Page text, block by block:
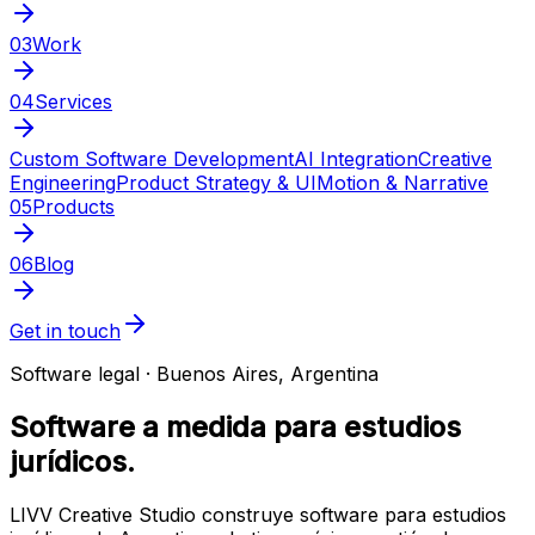
03Work
04Services
Custom Software DevelopmentAI IntegrationCreative
EngineeringProduct Strategy & UIMotion & Narrative
05Products
06Blog
Get in touch
Software legal · Buenos Aires, Argentina
Software a medida para estudios
jurídicos.
LIVV Creative Studio construye software para estudios